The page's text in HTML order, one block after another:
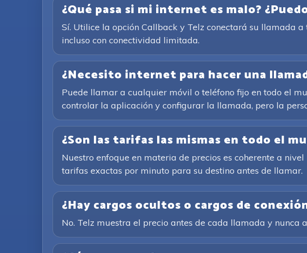
¿Qué pasa si mi internet es malo?
Sí. Utilice la opción Callback y Telz conectará su llamada
incluso con conectividad limitada.
¿Necesito internet para hacer una
Puede llamar a cualquier móvil o teléfono fijo en todo el
controlar la aplicación y configurar la llamada, pero la
¿Son las tarifas las mismas en todo el
Nuestro enfoque en materia de precios es coherente a
tarifas exactas por minuto para su destino antes de llamar.
¿Hay cargos ocultos o cargos de
No. Telz muestra el precio antes de cada llamada y nunca